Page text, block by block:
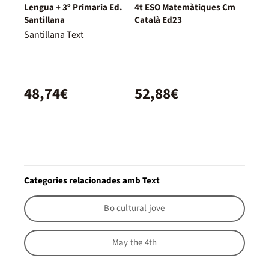
Lengua + 3º Primaria Ed.
Santillana
Santillana Text
48,74€
4t ESO Matemàtiques Cm
Català Ed23
52,88€
Categories relacionades amb Text
Bo cultural jove
May the 4th